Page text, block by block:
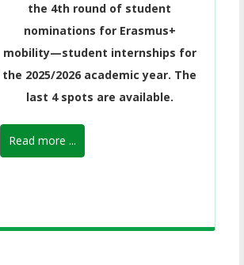
the 4th round of student
nominations for Erasmus+
mobility—student internships for
the 2025/2026 academic year. The
last 4 spots are available.
Read more ...